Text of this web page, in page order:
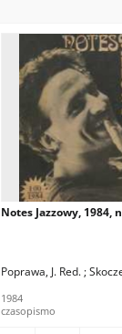
Notes Jazzowy, 1984,
Poprawa, J. Red. ;
1984
czasopismo